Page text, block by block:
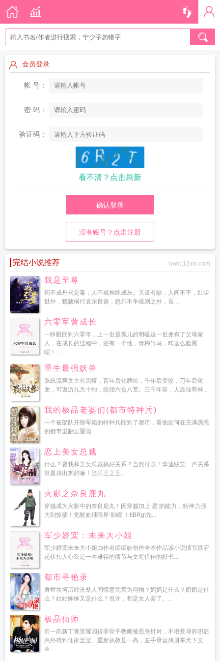
会员登录
帐 号：
密 码：
验证码：
看不清？点击刷新
确认登录
没有账号？点击注册
完结小说推荐 www.13xin.com
我是至尊
药不成丹只是毒，人不成神终成灰。天道有缺，人间不平，红尘
世外，魍魉横行哀尔良善，怒尔不争规则之外，吾...
六零军营成长
一睁眼回到六零年，上一世是孤儿的明暖这一世拥有了父母家
人，在成长的过程中，还有一个他，青梅竹马，咋这么腹黑
呢！...
重生最强妖兽
系统流爽文古有黑蟒，百年后化腾蛇，千年后变蛟，万年后化
龙，可遨游九天十地，统领六合八荒。三千年前，人族仙尊林...
我的极品老婆们(都市特种兵)
一个被部队开除军籍的特种兵回到了都市，看他如何在充满诱惑
的都市里翻云覆雨...
恋上美女总裁
什么？要我和美女总裁搞好关系？当然可以！李迪贱笑一声关系
就是搞出来的嘛！当兵王之王...
火影之奈良鹿丸
穿越成为火影中的奈良鹿丸！因穿越加上‘星’的能力，精神力强
大到惊粟！觉醒血继限界‘影瞳’！ltBRgt先...
军少娇宠：未来大小姐
军少娇宠未来大小姐由作者绵绵妙创作全本作品该小说情节跌宕
起伏扣人心弦是一本难得的情节与文笔俱佳的好书...
都市寻艳录
身世坎坷历经沧桑人间情意究竟为何物？妈妈是什么？奶奶是什
么？姑姑婶婶又是什么？也许，都是女人罢了。...
极品仙师
市一高新丁黄景耀因得罪骨干教师被恶意针对，不堪受辱辞职后
意外得到仙家至宝。重新执教县一高，左手录运簿册掌天下文
章...